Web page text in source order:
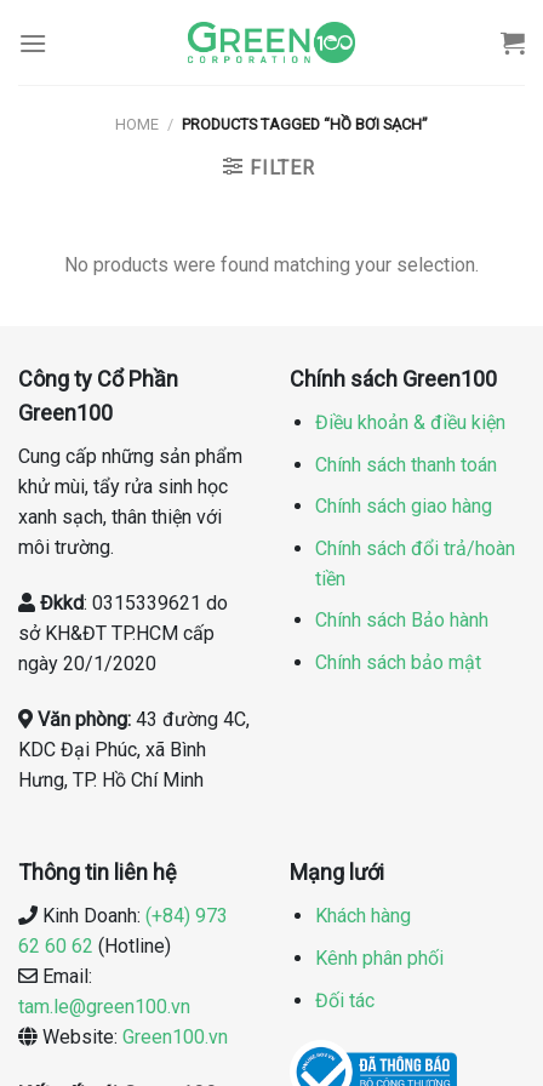
HOME / PRODUCTS TAGGED “HỒ BƠI SẠCH”
FILTER
No products were found matching your selection.
Công ty Cổ Phần
Green100
Cung cấp những sản phẩm
khử mùi, tẩy rửa sinh học
xanh sạch, thân thiện với
môi trường.
Đkkd: 0315339621 do
sở KH&ĐT TP.HCM cấp
ngày 20/1/2020
Văn phòng: 43 đường 4C,
KDC Đại Phúc, xã Bình
Hưng, TP. Hồ Chí Minh
Chính sách Green100
Điều khoản & điều kiện
Chính sách thanh toán
Chính sách giao hàng
Chính sách đổi trả/hoàn
tiền
Chính sách Bảo hành
Chính sách bảo mật
Thông tin liên hệ
Kinh Doanh: (+84) 973
62 60 62 (Hotline)
Email:
tam.le@green100.vn
Website: Green100.vn
Mạng lưới
Khách hàng
Kênh phân phối
Đối tác